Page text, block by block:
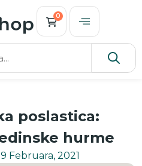
0
poslastica:
hurme
9 Februara, 2021